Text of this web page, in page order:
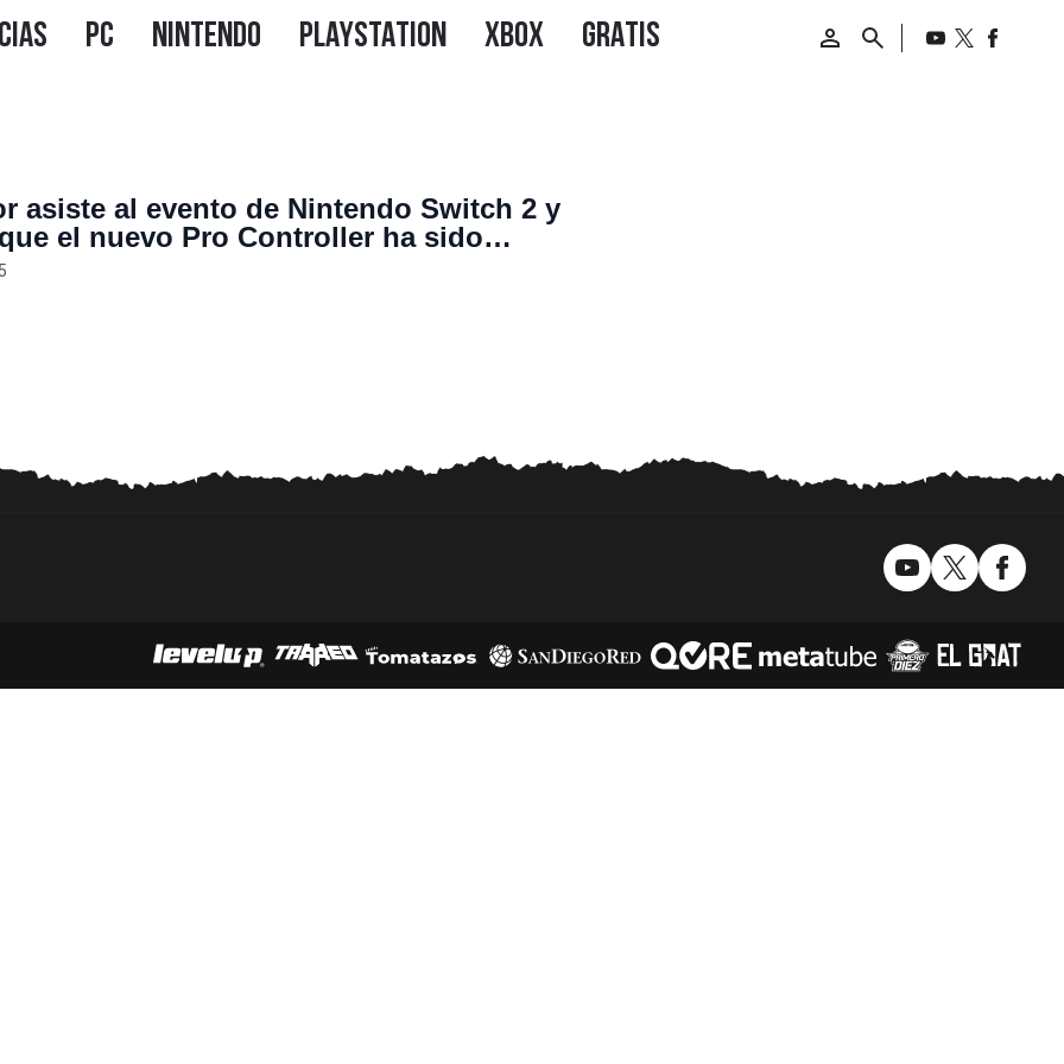
asiste al evento de Nintendo Switch 2 y
el nuevo Pro Controller ha sido
en un aspecto clave y “Nadie habla de